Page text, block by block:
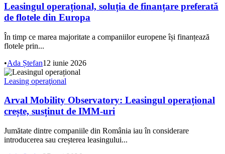
Leasingul operațional, soluția de finanțare preferată
de flotele din Europa
În timp ce marea majoritate a companiilor europene își finanțează
flotele prin...
•Ada Ștefan12 iunie 2026
Leasing operaţional
Arval Mobility Observatory: Leasingul operațional
crește, susținut de IMM-uri
Jumătate dintre companiile din România iau în considerare
introducerea sau creșterea leasingului...